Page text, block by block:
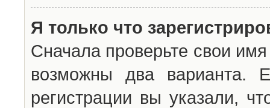
Я только что
Сначала проверьте свои
возможны два варианта.
регистрации вы указали,